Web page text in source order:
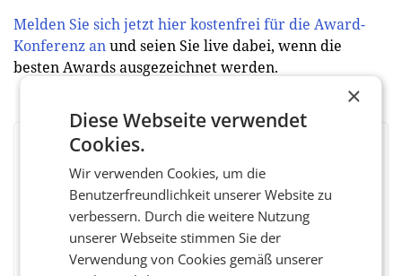
Melden Sie sich jetzt hier kostenfrei für die Award-
Konferenz anund seien Sie live dabei, wenn die
besten Awards ausgezeichnet werden.
BEWERTEN SIE DIESEN ARTIKEL
FacebookTwitterMessengerWhatsAppLinkedInXING Teilen
×
Diese Webseite verwendet
Cookies.
Wir verwenden Cookies, um die
Benutzerfreundlichkeit unserer Website zu
verbessern. Durch die weitere Nutzung
unserer Webseite stimmen Sie der
Verwendung von Cookies gemäß unserer